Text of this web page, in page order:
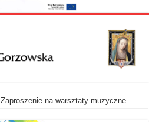
Zaproszenie na warsztaty muzyczne